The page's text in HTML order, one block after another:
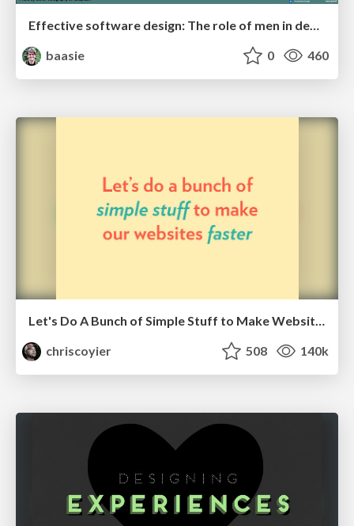
Effective software design: The role of men in debugging patriarchy in IT @ Voxxed Days AMS
baasie
0 460
Let's Do A Bunch of Simple Stuff to Make Websites Faster
chriscoyier
508 140k